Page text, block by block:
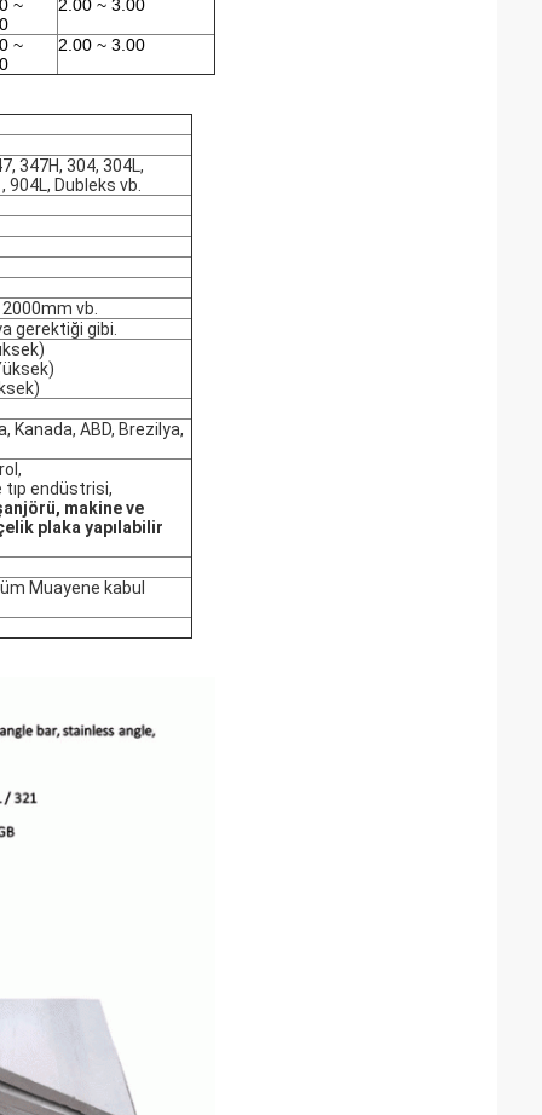
~
2.00 ~ 3.00
~
2.00 ~ 3.00
347H, 304, 304L,
904L, Dubleks vb.
vb.
gerektiği gibi.
Kanada, ABD, Brezilya,
tıp endüstrisi,
makine ve
plaka yapılabilir
Muayene kabul